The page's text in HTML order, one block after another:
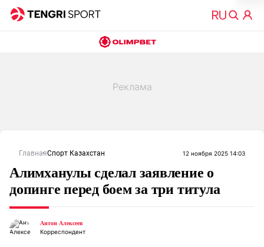
ГлавнаяСпорт Казахстан 12 ноября 2025 14:03
Алимханулы сделал заявление о
допинге перед боем за три титула
Антон Алексеев
Корреспондент